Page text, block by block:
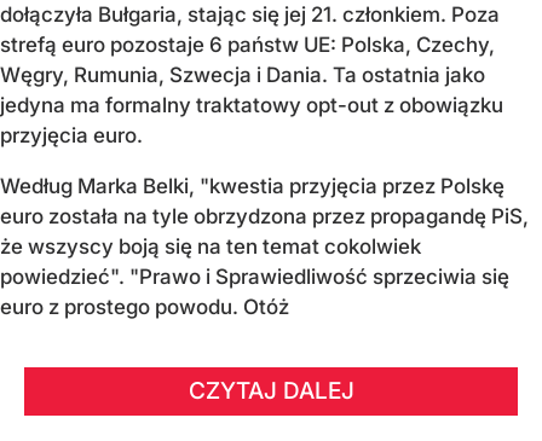
dołączyła Bułgaria, stając się jej 21. członkiem. Poza
strefą euro pozostaje 6 państw UE: Polska, Czechy,
Węgry, Rumunia, Szwecja i Dania. Ta ostatnia jako
jedyna ma formalny traktatowy opt-out z obowiązku
przyjęcia euro.
Według Marka Belki, "kwestia przyjęcia przez Polskę
euro została na tyle obrzydzona przez propagandę PiS,
że wszyscy boją się na ten temat cokolwiek
powiedzieć". "Prawo i Sprawiedliwość sprzeciwia się
euro z prostego powodu. Otóż
CZYTAJ DALEJ